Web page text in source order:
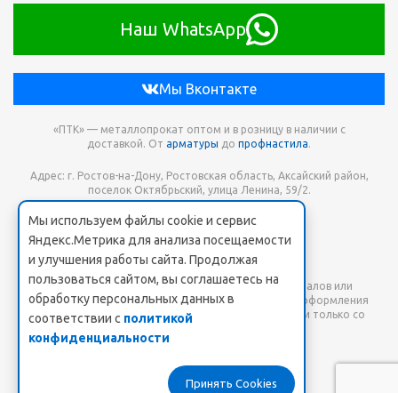
Наш WhatsApp
Мы Вконтакте
«ПТК» — металлопрокат оптом и в розницу в наличии с
доставкой. От арматуры до профнастила.
Адрес: г. Ростов-на-Дону, Ростовская область, Аксайский район,
поселок Октябрьский, улица Ленина, 59/2.
Телефон для заказа: +7 938 173-68-21
Онлайн заявка: PTK-SHOP@yandex.ru
Любое использование либо копирование материалов или
подборки материалов сайта, элементов дизайна и оформления
допускается лишь с разрешения правообладателя и только со
Пользовательское соглашение
Мы используем файлы cookie и сервис
Яндекс.Метрика для анализа посещаемости
и улучшения работы сайта. Продолжая
пользоваться сайтом, вы соглашаетесь на
обработку персональных данных в
соответствии с политикой
конфиденциальности
Принять Cookies